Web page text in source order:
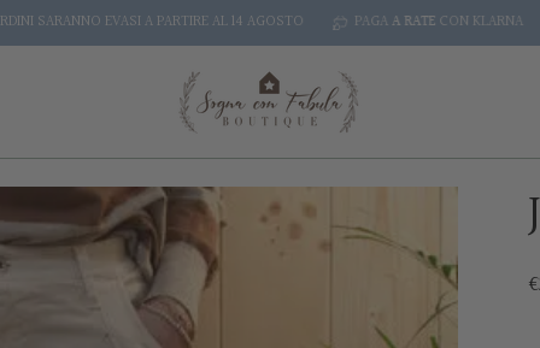
EVASI A PARTIRE AL 14 AGOSTO PAGAA RATECON KLARNA